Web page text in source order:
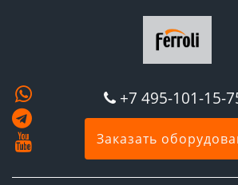
+7 495-101-15-
Заказать